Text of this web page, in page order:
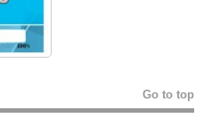
Go to top